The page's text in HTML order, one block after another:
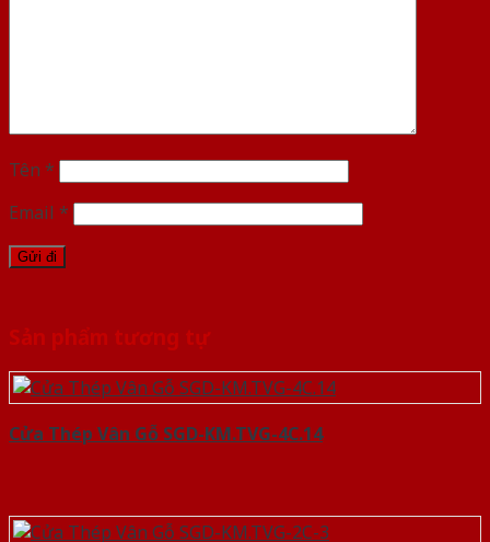
Tên *
Email *
Sản phẩm tương tự
Cửa Thép Vân Gỗ SGD-KM.TVG-4C.14